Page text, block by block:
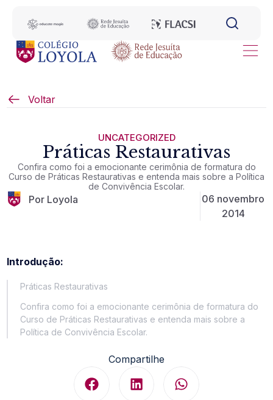
Voltar
UNCATEGORIZED
Práticas Restaurativas
Confira como foi a emocionante cerimônia de formatura do
Curso de Práticas Restaurativas e entenda mais sobre a Política
de Convivência Escolar.
Por Loyola
06 novembro
2014
Introdução:
Práticas Restaurativas
Confira como foi a emocionante cerimônia de formatura do
Curso de Práticas Restaurativas e entenda mais sobre a
Política de Convivência Escolar.
Compartilhe